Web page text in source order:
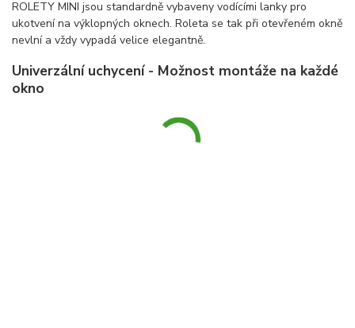
ROLETY MINI jsou standardně vybaveny vodícími lanky pro
ukotvení na výklopných oknech. Roleta se tak při otevřeném okně
nevlní a vždy vypadá velice elegantně.
Univerzální uchycení - Možnost montáže na každé
okno